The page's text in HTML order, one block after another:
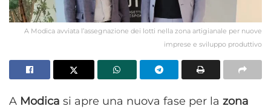
A Modica avviata l’assegnazione dei lotti nella zona artigianale per nuove
imprese e sviluppo produttivo
A Modica si apre una nuova fase per la zona